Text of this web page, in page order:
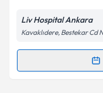
Kişisel
Metni'ni
kapsamda
Liv Hospital Ankara
Kavaklıdere, Bestekar Cd
Randevu